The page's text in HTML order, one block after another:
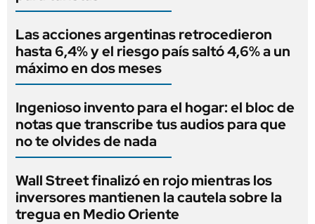
Las acciones argentinas retrocedieron
hasta 6,4% y el riesgo país saltó 4,6% a un
máximo en dos meses
Ingenioso invento para el hogar: el bloc de
notas que transcribe tus audios para que
no te olvides de nada
Wall Street finalizó en rojo mientras los
inversores mantienen la cautela sobre la
tregua en Medio Oriente